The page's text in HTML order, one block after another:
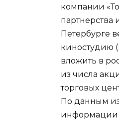
компании
Петербурге
киностудию
вложить в
из числа
торговых
По данным
информации